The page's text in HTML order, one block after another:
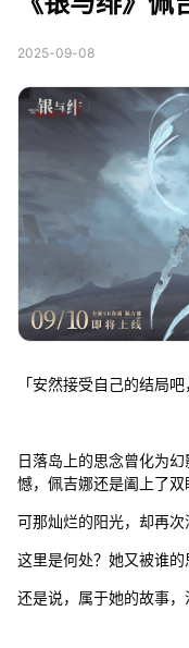
2025-09-08
「安然接受自己的结局
日落岛上的思念曾化为
憾，佩吉娜还是阖上了双
可那灿烂的阳光，却再次
这里是何处？她又被谁的
还是说，属于她的故事，